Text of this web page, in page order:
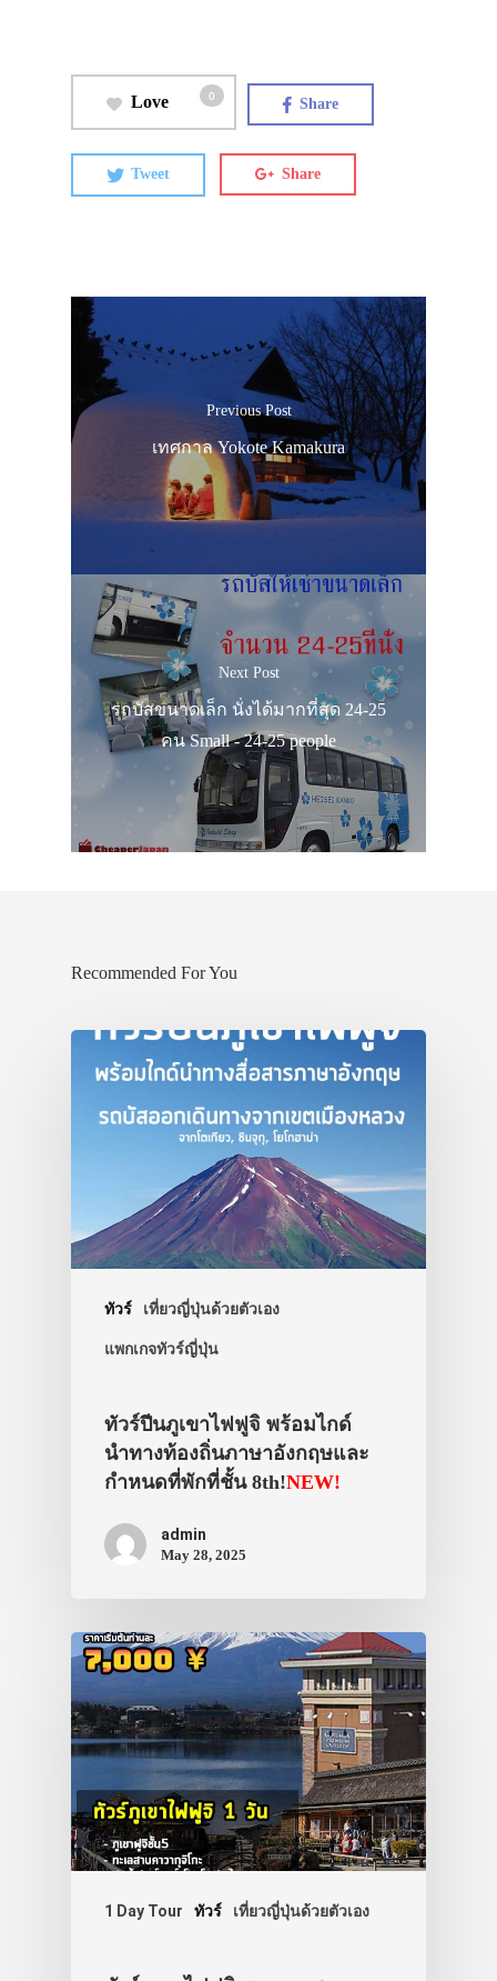
Love 0 Share
Tweet Share
Previous Post
เทศกาล Yokote Kamakura
Next Post
รถบัสขนาดเล็ก นั่งได้มากที่สุด 24-25
คน Small - 24-25 people
Recommended For You
ทัวร์ เที่ยวญี่ปุ่นด้วยตัวเอง
แพกเกจทัวร์ญี่ปุ่น
ทัวร์ปีนภูเขาไฟฟูจิ พร้อมไกด์
นำทางท้องถิ่นภาษาอังกฤษและ
กำหนดที่พักที่ชั้น 8th!NEW!
admin
May 28, 2025
1 Day Tour ทัวร์ เที่ยวญี่ปุ่นด้วยตัวเอง